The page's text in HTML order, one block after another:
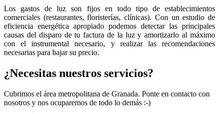
Los gastos de luz son fijos en todo tipo de establecimientos
comerciales (restaurantes, floristerías, clínicas). Con un estudio de
eficiencia energética apropiado podemos detectar las principales
causas del disparo de tu factura de la luz y amortizarlo al máximo
con el instrumental necesario, y realizar las recomendaciones
necesarias para bajar su precio.
¿Necesitas nuestros servicios?
Cubrimos el área metropolitana de Granada. Ponte en contacto con
nosotros y nos ocuparemos de todo lo demás :-)